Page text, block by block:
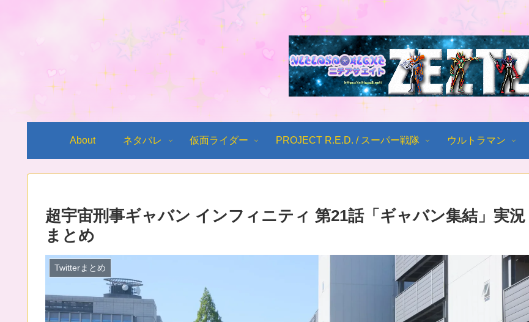
About ネタバレ 仮面ライダー PROJECT R.E.D. / スーパー戦隊 ウルトラマン
超宇宙刑事ギャバン インフィニティ 第21話「ギャバン集結」実況
まとめ
Twitterまとめ